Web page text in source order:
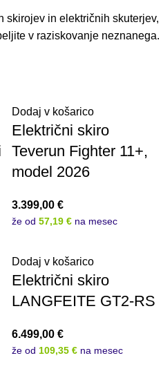
skirojev in električnih skuterjev,
v raziskovanje neznanega.
Dodaj v košarico
Električni skiro
Teverun Fighter 11+,
model 2026
3.399,00 €
že od 57,19 € na mesec
Dodaj v košarico
Električni skiro
LANGFEITE GT2-RS
6.499,00 €
že od 109,35 € na mesec